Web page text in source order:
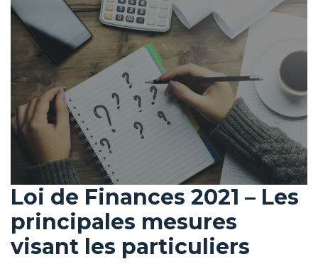
Loi de Finances 2021 – Les
principales mesures
visant les particuliers